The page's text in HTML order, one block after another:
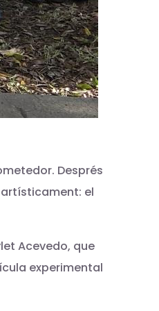
Després
el
Acevedo, que
experimental